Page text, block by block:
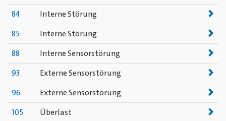
84 Interne Störung
85 Interne Störung
88 Interne Sensorstörung
93 Externe Sensorstörung
96 Externe Sensorstörung
105 Überlast